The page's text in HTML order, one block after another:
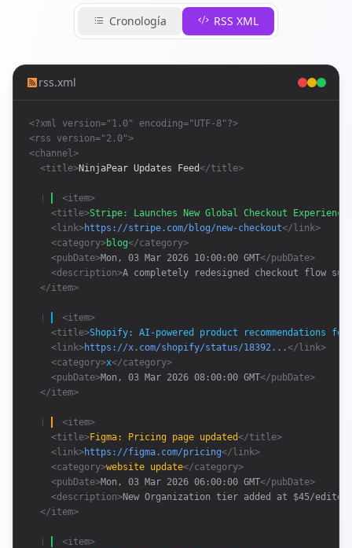
Cronología RSS XML
rss.xml
<?xml version="1.0" encoding="UTF-8"?>
<rss version="2.0">
<channel>
<title>NinjaPear Updates Feed </title>
❘
<item>
<title>Stripe: Launches New Global Checkout Experience
<link>https://stripe.com/blog/new-checkout</link>
<category>blog</category>
<pubDate>Mon, 03 Mar 2026 10:00:00 GMT</pubDate>
<description>A completely redesigned checkout flow
</item>
❘
<item>
<title>Shopify: AI-powered product recommendations for
<link>https://x.com/shopify/status/18392... </link>
<category>x</category>
<pubDate>Mon, 03 Mar 2026 08:00:00 GMT</pubDate>
</item>
❘
<item>
<title>Figma: Pricing page updated </title>
<link>https://figma.com/pricing</link>
<category>website update</category>
<pubDate>Mon, 03 Mar 2026 06:00:00 GMT</pubDate>
<description>New Organization tier added at $45/
</item>
❘
<item>